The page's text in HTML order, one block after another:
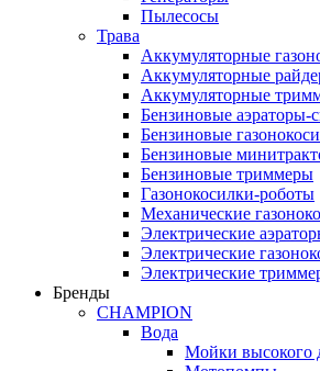
Пылесосы
Трава
Аккумуляторные
Аккумуляторные
Аккумуляторные
Бензиновые аэраторы-
Бензиновые
Бензиновые
Бензиновые триммеры
Газонокосилки-роботы
Механические
Электрические
Электрические
Электрические
Бренды
CHAMPION
Вода
Мойки высокого